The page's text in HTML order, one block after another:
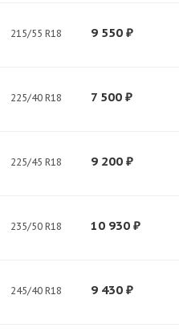
215/55 R18 9 550 ₽
225/40 R18 7 500 ₽
225/45 R18 9 200 ₽
235/50 R18 10 930 ₽
245/40 R18 9 430 ₽